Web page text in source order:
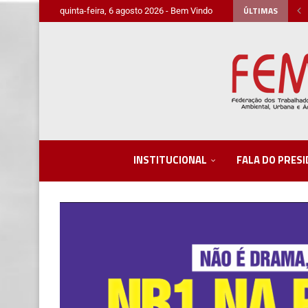
quinta-feira, 6 agosto 2026 - Bem Vindo ÚLTIMAS
INSTITUCIONAL FALA DO